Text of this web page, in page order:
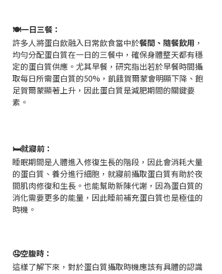
🍽️一日三餐：
許多人將蛋白飲融入日常飲食當中於餐間、隨餐飲用 ，
均勻分配蛋白質在一日的三餐中，確保身體整天都有穩
定的蛋白質供應。尤其早餐，研究指出若於早餐時間攝
取每日所需蛋白質的50% ，飢餓賀爾蒙會明顯下降、飽
足賀爾蒙顯著上升，因此蛋白質是減肥期間的關鍵要
素。
🛏️就寢前：
睡眠期間是人體進入修復生長的階段，因此會消耗大量
的蛋白質、養分進行細胞， 就寢前攝取蛋白質有助於夜
間肌肉修復和生長。也能幫助新陳代謝，因為蛋白質的
消化需要更多的能量，因此睡前補充蛋白質也是極佳的
時機。
🤤空腹時：
這樣了解下來，對於蛋白質攝取時機應該有具體的認識